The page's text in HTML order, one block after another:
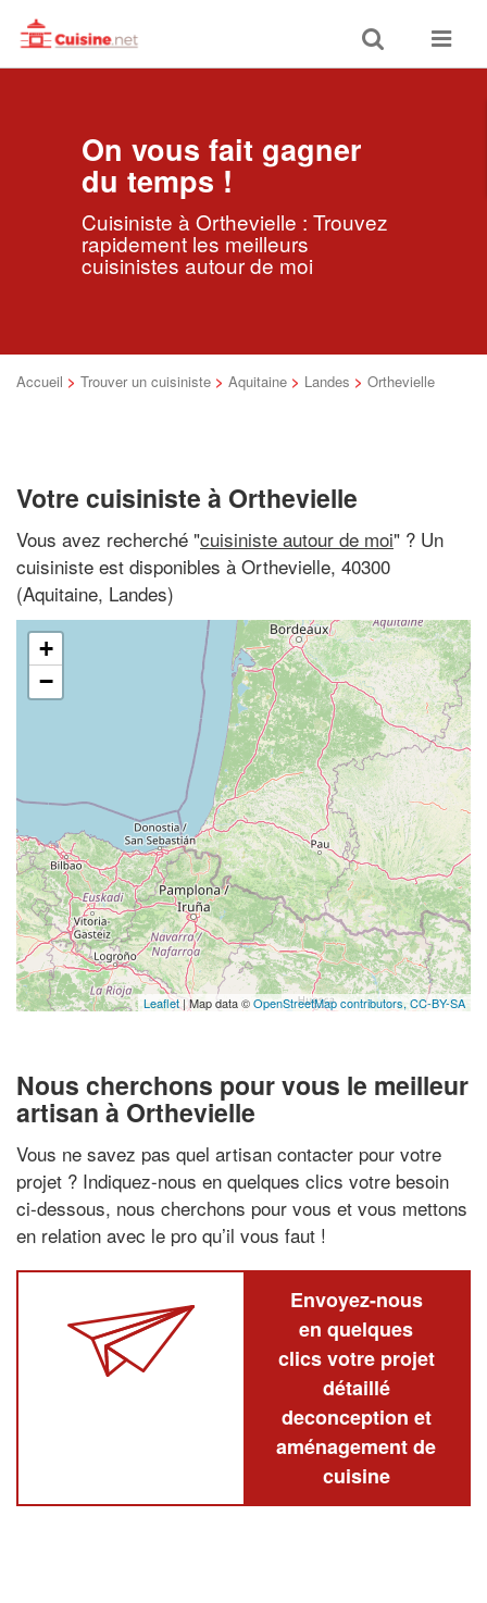
Toggle
search
Toggle
On vous fait gagner
du temps !
Cuisiniste à Orthevielle : Trouvez
rapidement les meilleurs
cuisinistes autour de moi
Accueil > Trouver un cuisiniste > Aquitaine > Landes > Orthevielle
Votre cuisiniste à Orthevielle
Vous avez recherché "cuisiniste autour de moi" ? Un
cuisiniste est disponibles à Orthevielle, 40300
(Aquitaine, Landes)
+
−
Leaflet | Map data ©OpenStreetMap contributors, CC-BY-SA
Nous cherchons pour vous le meilleur
artisan à Orthevielle
Vous ne savez pas quel artisan contacter pour votre
projet ? Indiquez-nous en quelques clics votre besoin
ci-dessous, nous cherchons pour vous et vous mettons
en relation avec le pro qu’il vous faut !
Envoyez-nous
en quelques
clics votre projet
détaillé
deconception et
aménagement de
cuisine